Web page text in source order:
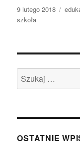
Data
publikacji
9 lutego 2018
szkoła
Szukaj:
OSTATNIE